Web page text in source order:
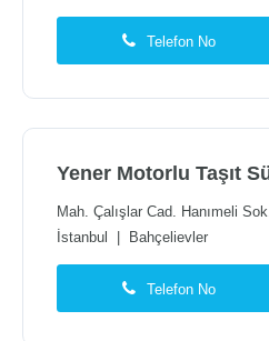
Telefon No
Yener Motorlu Taşıt
Mah. Çalışlar Cad. Hanımeli
İstanbul
Bahçelievler
Telefon No